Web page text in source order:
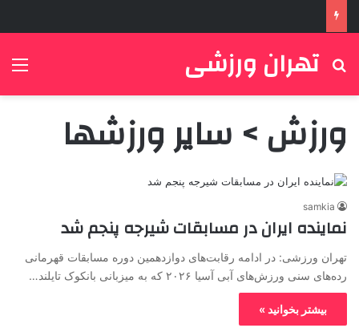
تهران ورزشی
جستجو برای
ورزش > سایر ورزشها
samkia
نماینده ایران در مسابقات شیرجه پنجم شد
تهران ورزشی: در ادامه رقابت‌های دوازدهمین دوره مسابقات قهرمانی
رده‌های سنی ورزش‌های آبی آسیا ۲۰۲۶ که به میزبانی بانکوک تایلند…
بیشتر بخوانید »